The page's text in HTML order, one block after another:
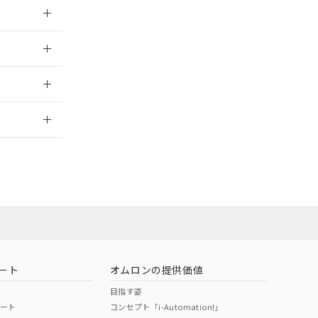
ト
ト
オムロンの提供価値
目指す姿
コンセプト「i-Automation!」